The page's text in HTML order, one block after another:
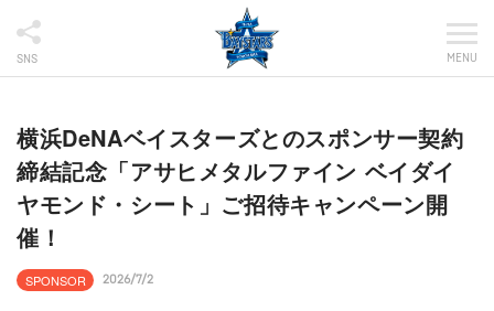
SNS MENU
横浜DeNAベイスターズとのスポンサー契約
締結記念「アサヒメタルファイン ベイダイ
ヤモンド・シート」ご招待キャンペーン開
催！
SPONSOR 2026/7/2